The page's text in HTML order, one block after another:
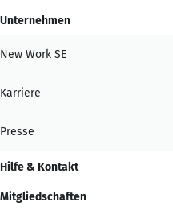
Unternehmen
New Work SE
Karriere
Presse
Hilfe & Kontakt
Mitgliedschaften